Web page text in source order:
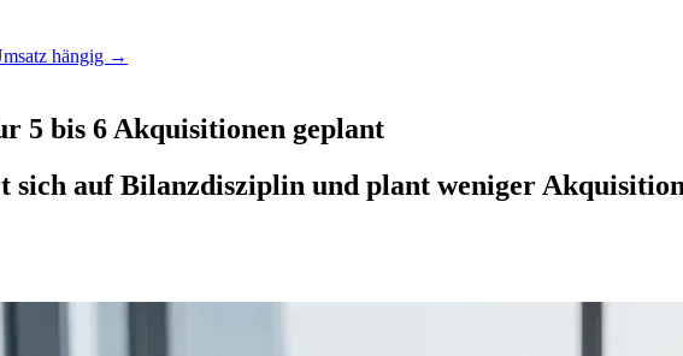
hängig →
5 bis 6 Akquisitionen geplant
auf Bilanzdisziplin und plant weniger